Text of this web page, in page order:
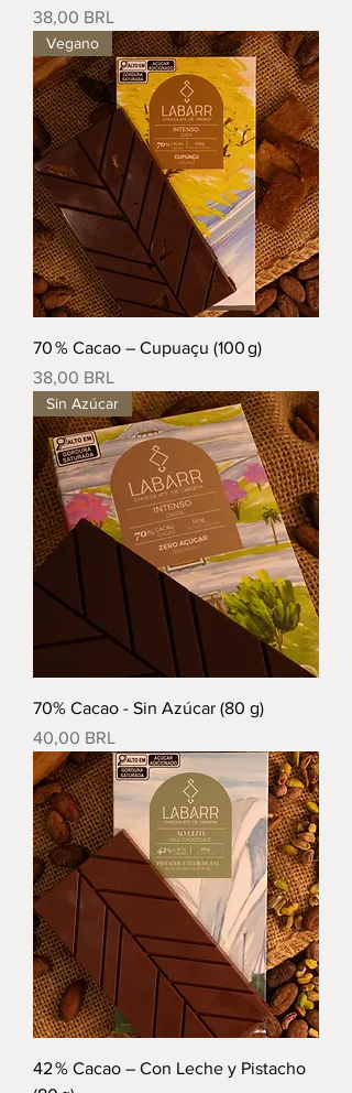
Precio
38,00 BRL
Vegano
70 % Cacao – Cupuaçu (100 g)
Precio
38,00 BRL
Sin Azúcar
70% Cacao - Sin Azúcar (80 g)
Precio
40,00 BRL
42 % Cacao – Con Leche y Pistacho